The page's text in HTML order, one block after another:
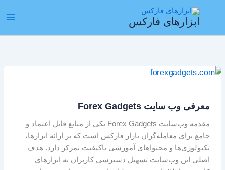
ابزارهای فارکس
معرفی وب‌ سایت Forex Gadgets
مقدمه وب‌سایت Forex Gadgets یکی از منابع قابل اعتماد و
جامع برای معامله‌گران بازار فارکس است که بر ارائه ابزارها،
تکنولوژی‌ها و محتواهای آموزشی باکیفیت تمرکز دارد. هدف
اصلی این وب‌سایت تسهیل دسترسی کاربران به ابزارهای
معرفی
Forex